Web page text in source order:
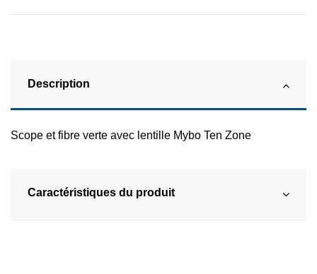
Description
Scope et fibre verte avec lentille Mybo Ten Zone
Caractéristiques du produit